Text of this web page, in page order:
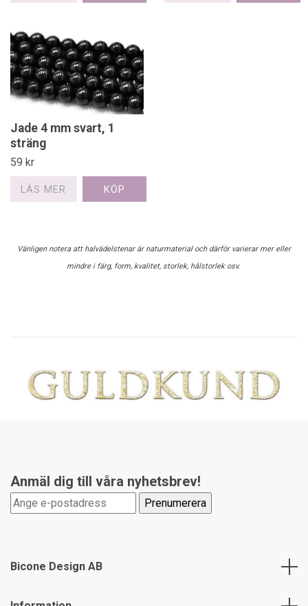
Jade 4 mm svart, 1
sträng
59 kr
LÄS MER
Vänligen notera att halvädelstenar är naturmaterial och därför varierar mer eller
mindre i färg, form, kvalitet, storlek, hålstorlek osv.
Anmäl dig till våra nyhetsbrev!
Bicone Design AB